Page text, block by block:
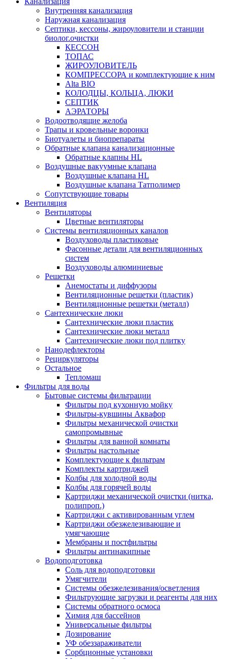
Внутренняя канализация
Наружная канализация
Септики, кессоны, жироуловители и станции
биолог.очистки
КЕССОН
ТОПАС
ЖИРОУЛОВИТЕЛЬ
КОМПРЕССОРА и комплектующие к ним
Alta BIO
КОЛОДЦЫ, КОЛЬЦА, ЛЮКИ
СЕПТИК
АЭРАТОРЫ
Водоотводящие желоба
Трапы и кровельные воронки
Биотуалеты и биопрепараты
Обратные клапана канализационные
Обратные клапны HL
Воздушные вакуумные клапана
Воздушные клапана HL
Воздушные клапана Татполимер
Сопутствующие товары
Вентиляция
Вентиляторы
Цветные вентиляторы
Системы вентиляционных каналов
Воздуховоды пластиковые
Фасонные детали для вентиляционных
систем
Воздуховоды алюминиевые
Решетки
Анемостаты и диффузоры
Вентиляционные решетки (пластик)
Вентиляционные решетки (металл)
Сантехнические люки
Сантехнические люки пластик
Сантехнические люки металл
Сантехнические люки под плитку
Нанодефлекторы
Рециркуляторы
Остальное
Тепломаш
Фильтры для воды
Бытовые системы фильтрации
Фильтры под кухонную мойку
Фильтры-кувшины Аквафор
Фильтры механической очистки
самопромывные
Фильтры для ванной комнаты
Фильтры настольные
Комплектующие к фильтрам
Комплекты картриджей
Колбы для холодной воды
Колбы для горячей воды
Картриджи механической очистки (нитка,
полипроп.)
Картриджи с активированным углем
Картриджи обезжелезивающие и
умягчающие
Мембраны и постфильтры
Фильтры антинакипные
Водоподготовка
Соль для водоподготовки
Умягчители
Системы обезжелезивания/осветления
Фильтрующие загрузки и реагенты для них
Системы обратного осмоса
Химия для бассейнов
Универсальные фильтры
Дозирование
УФ обеззараживатели
Сорбционные установки